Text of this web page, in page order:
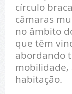
círculo
câmaras
no âmbito
que têm
abordando
mobilidade,
habitação.